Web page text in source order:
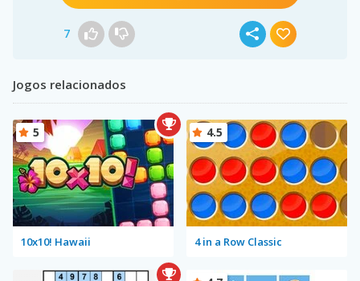
7
Jogos relacionados
10x10! Hawaii
5
4 in a Row Classic
4.5